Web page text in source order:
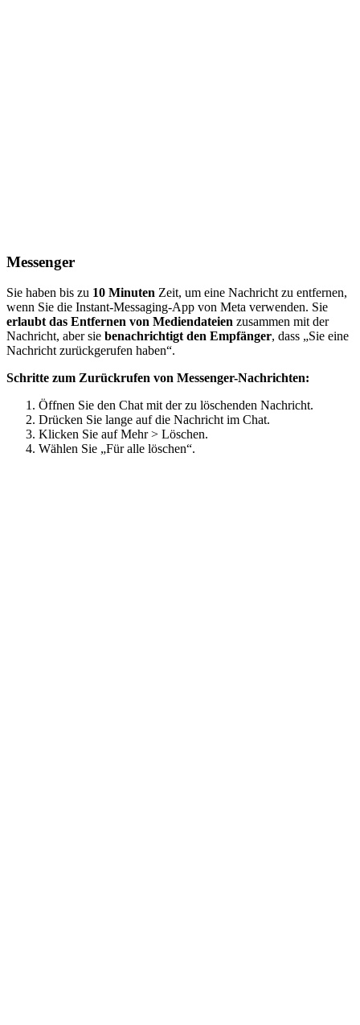
Messenger
Sie haben bis zu 10 Minuten Zeit, um eine Nachricht zu entfernen,
wenn Sie die Instant-Messaging-App von Meta verwenden. Sie
erlaubt das Entfernen von Mediendateien zusammen mit der
Nachricht, aber sie benachrichtigt den Empfänger, dass „Sie eine
Nachricht zurückgerufen haben“.
Schritte zum Zurückrufen von Messenger-Nachrichten:
Öffnen Sie den Chat mit der zu löschenden Nachricht.
Drücken Sie lange auf die Nachricht im Chat.
Klicken Sie auf Mehr > Löschen.
Wählen Sie „Für alle löschen“.